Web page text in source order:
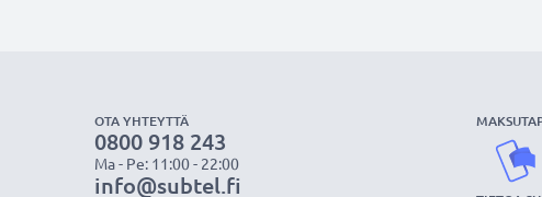
OTA YHTEYTTÄ
0800 918 243
Ma - Pe: 11:00 - 22:00
info@subtel.fi